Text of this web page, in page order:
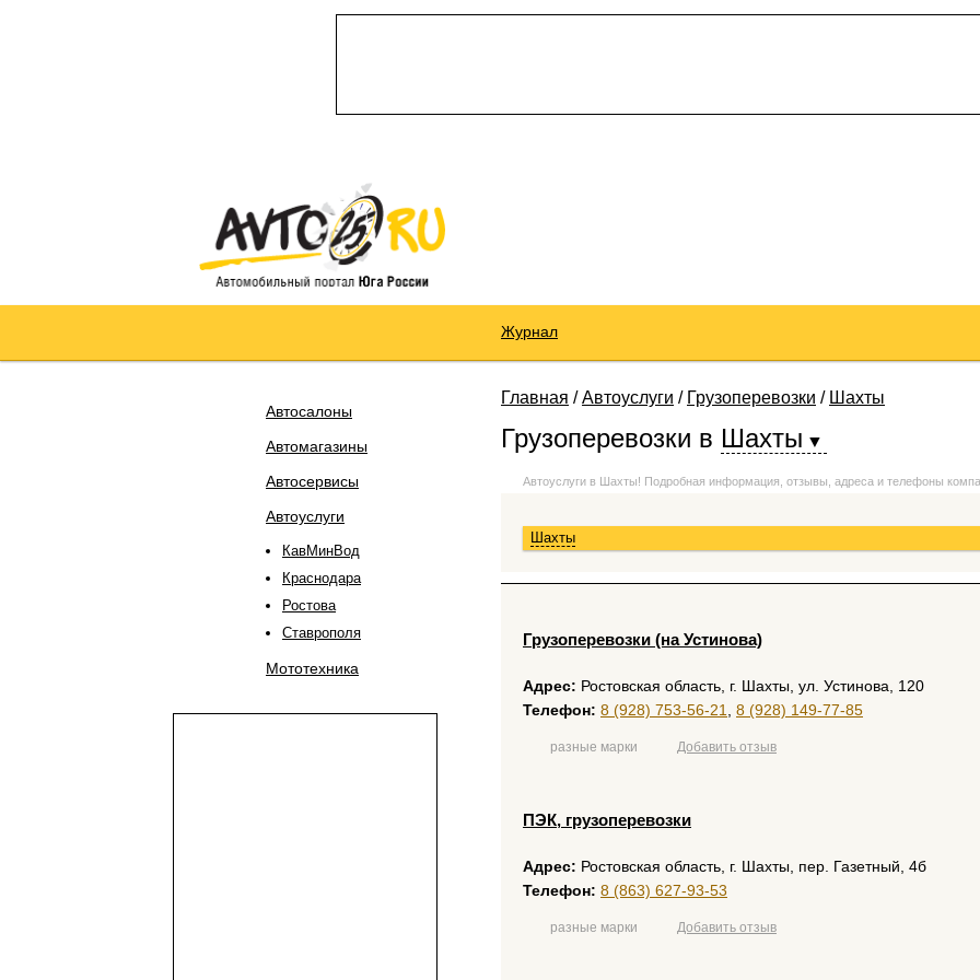
Журнал
Автосалоны
Автомагазины
Автосервисы
Автоуслуги
КавМинВод
Краснодара
Ростова
Ставрополя
Мототехника
Главная /Автоуслуги / Грузоперевозки / Шахты
Грузоперевозки в Шахты
Автоуслуги в Шахты! Подробная информация, отзывы, адреса и телефоны
Шахты
Грузоперевозки (на Устинова)
Адрес: Ростовская область, г. Шахты, ул. Устинова, 120
Телефон: 8 (928) 753-56-21 8 (928) 149-77-85
разные марки Добавить отзыв
ПЭК, грузоперевозки
Адрес: Ростовская область, г. Шахты, пер. Газетный, 4б
Телефон: 8 (863) 627-93-53
разные марки Добавить отзыв